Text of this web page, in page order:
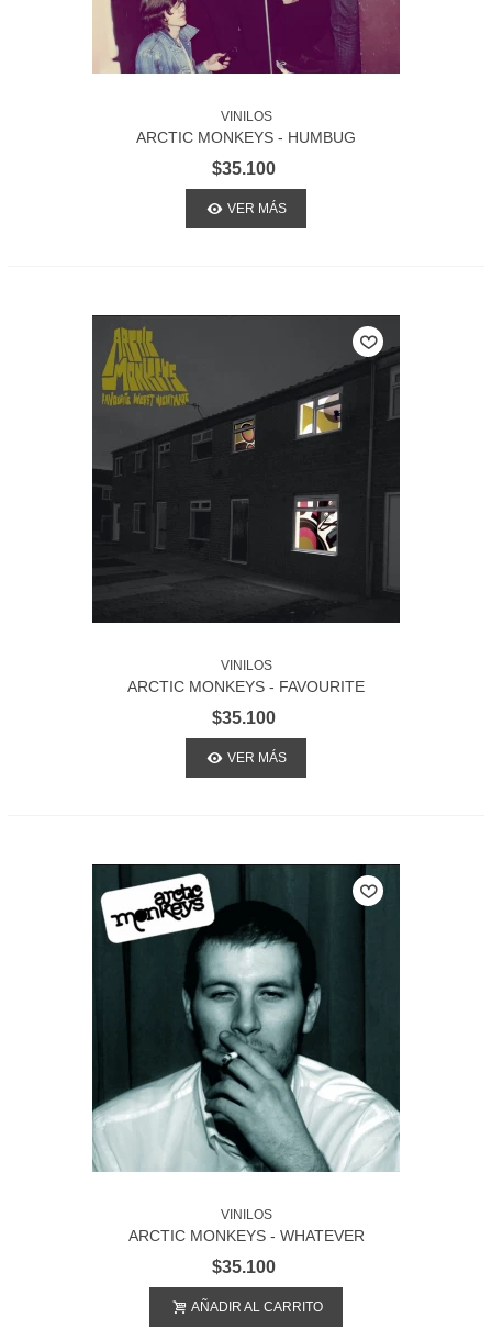
VINILOS
ARCTIC MONKEYS - HUMBUG
$35.100
VER MÁS
VINILOS
ARCTIC MONKEYS - FAVOURITE
WORST NIGHTMARE
$35.100
VER MÁS
VINILOS
ARCTIC MONKEYS - WHATEVER
PEOPLE SAY I AM, THAT'S WHAT I'M
$35.100
AÑADIR AL CARRITO